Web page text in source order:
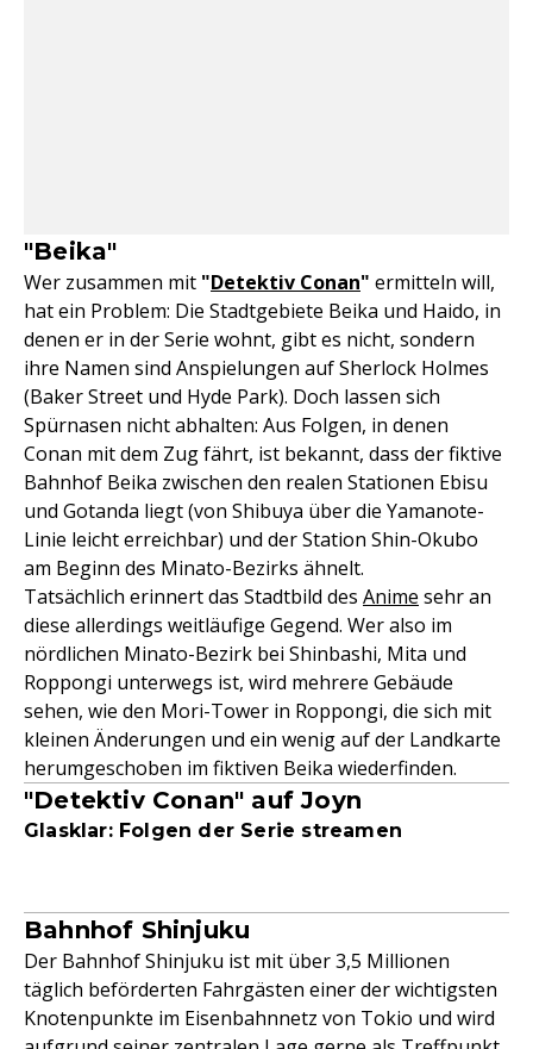
"Beika"
Wer zusammen mit "Detektiv Conan" ermitteln will,
hat ein Problem: Die Stadtgebiete Beika und Haido, in
denen er in der Serie wohnt, gibt es nicht, sondern
ihre Namen sind Anspielungen auf Sherlock Holmes
(Baker Street und Hyde Park). Doch lassen sich
Spürnasen nicht abhalten: Aus Folgen, in denen
Conan mit dem Zug fährt, ist bekannt, dass der fiktive
Bahnhof Beika zwischen den realen Stationen Ebisu
und Gotanda liegt (von Shibuya über die Yamanote-
Linie leicht erreichbar) und der Station Shin-Okubo
am Beginn des Minato-Bezirks ähnelt.
Tatsächlich erinnert das Stadtbild des Anime sehr an
diese allerdings weitläufige Gegend. Wer also im
nördlichen Minato-Bezirk bei Shinbashi, Mita und
Roppongi unterwegs ist, wird mehrere Gebäude
sehen, wie den Mori-Tower in Roppongi, die sich mit
kleinen Änderungen und ein wenig auf der Landkarte
herumgeschoben im fiktiven Beika wiederfinden.
"Detektiv Conan" auf Joyn
Glasklar: Folgen der Serie streamen
Bahnhof Shinjuku
Der Bahnhof Shinjuku ist mit über 3,5 Millionen
täglich beförderten Fahrgästen einer der wichtigsten
Knotenpunkte im Eisenbahnnetz von Tokio und wird